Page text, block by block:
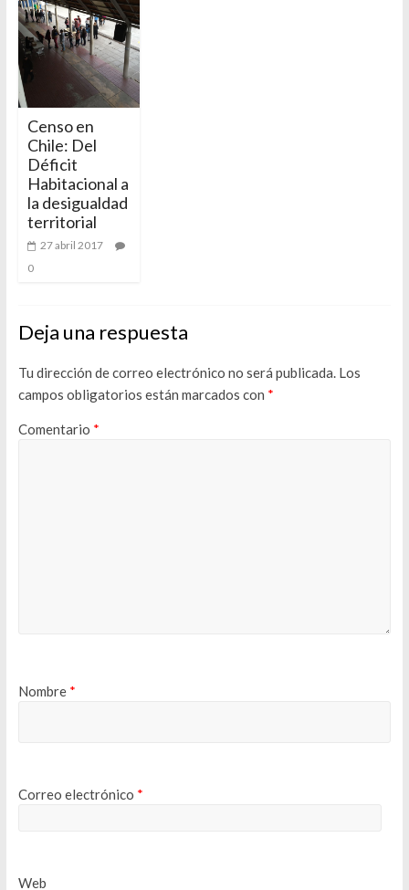
Censo en
Chile: Del
Déficit
Habitacional a
la desigualdad
territorial
27 abril 2017
0
Deja una respuesta
Tu dirección de correo electrónico no será publicada. Los
campos obligatorios están marcados con *
Comentario *
Nombre *
Correo electrónico *
Web